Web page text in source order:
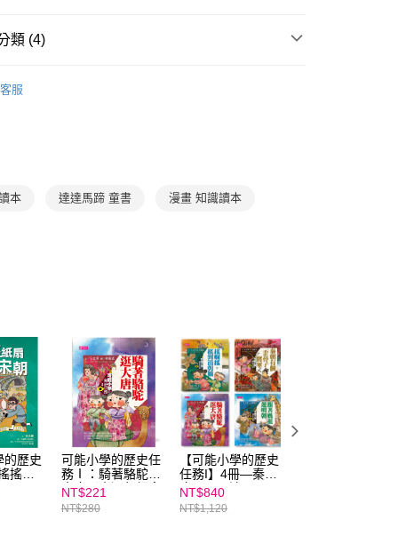
恩沛科技股份有限公司。
不同之上限額度；若仍有額度不足之情形，本公司將視審查
運送
類 (4)
客服
本 達達馬蹄 童書 漫畫 知識讀本
的歷史
搖紙
可能小學的歷史任
務Ⅰ：騎著駱駝逛
大唐（十週年紀念
版）
NT$221
NT$280
【可能小學的歷史
任務I】4冊—秦、
唐、明、清
NT$840
NT$1,120